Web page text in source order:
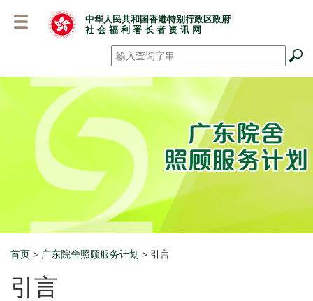
容
中华人民共和国香港特别行政区政府
社 会 福 利 署 长 者 资 讯 网
搜寻 *
Breadcrumb
首页 > 广东院舍照顾服务计划 > 引言
引言